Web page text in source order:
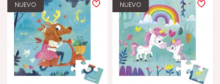
NUEVO NUEVO